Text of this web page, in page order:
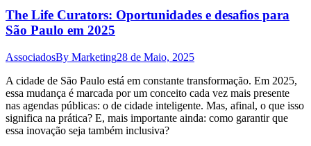
The Life Curators: Oportunidades e desafios para
São Paulo em 2025
AssociadosBy Marketing28 de Maio, 2025
A cidade de São Paulo está em constante transformação. Em 2025,
essa mudança é marcada por um conceito cada vez mais presente
nas agendas públicas: o de cidade inteligente. Mas, afinal, o que isso
significa na prática? E, mais importante ainda: como garantir que
essa inovação seja também inclusiva?